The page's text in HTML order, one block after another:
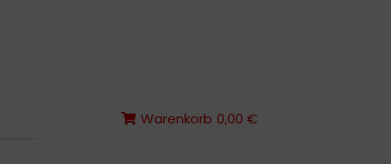
Warenkorb 0,00 €
Warenkorb 0,00 €